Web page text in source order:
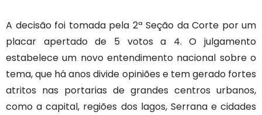
A decisão foi tomada pela 2ª Seção da Corte por um
placar apertado de 5 votos a 4. O julgamento
estabelece um novo entendimento nacional sobre o
tema, que há anos divide opiniões e tem gerado fortes
atritos nas portarias de grandes centros urbanos,
como a capital, regiões dos lagos, Serrana e cidades